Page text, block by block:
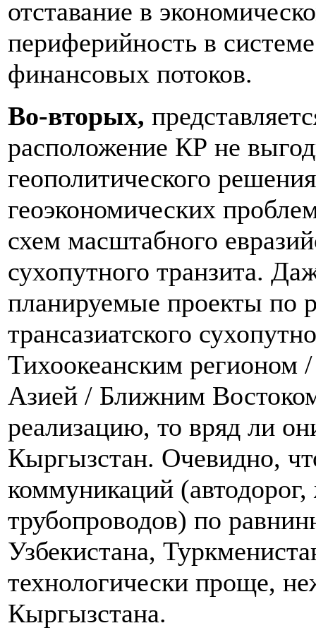
отставание в
периферийность в
финансовых потоков.
Во-вторых,
расположение КР не
геополитического
геоэкономических
схем масштабного
сухопутного транзита.
планируемые проекты по
трансазиатского
Тихоокеанским
Азией / Ближним
реализацию, то вряд ли
Кыргызстан. Очевидно,
коммуникаций
трубопроводов) по
Узбекистана,
технологически проще,
Кыргызстана.